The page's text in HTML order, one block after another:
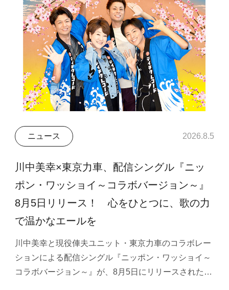
ニュース 2026.8.5
川中美幸×東京力車、配信シングル『ニッ
ポン・ワッショイ～コラボバージョン～』
8月5日リリース！ 心をひとつに、歌の力
で温かなエールを
川中美幸と現役俥夫ユニット・東京力車のコラボレー
ションによる配信シングル『ニッポン・ワッショイ～
コラボバージョン～』が、8月5日にリリースされた…